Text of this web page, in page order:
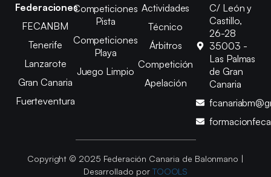
Federaciones
FECANBM
Tenerife
Lanzarote
Gran Canaria
Fuerteventura
Competiciones
Pista
Competiciones
Playa
Juego Limpio
Actividades
Técnico
Árbitros
Competición
Apelación
C/ León y
Castillo,
26-28
35003 -
Las Palmas
de Gran
Canaria
Copyright © 2025 Federación Canaria de Balonmano |
Desarrollado por TOOOLS